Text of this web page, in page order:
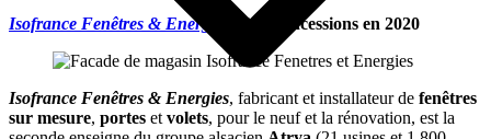
Isofrance Fenêtres & Energies
: 100 concessions en 2020
Isofrance Fenêtres & Energies, fabricant et installateur de fenêtres
sur mesure, portes et volets, pour le neuf et la rénovation, est la